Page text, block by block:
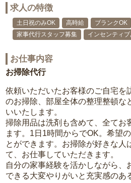
求人の特徴
土日祝のみOK 高時給 ブランクOK
家事代行スタッフ募集
インセンティブ
お仕事内容
お掃除代行
依頼いただいたお客様のご自宅を
のお掃除、部屋全体の整理整頓な
いいたします。
掃除用品は洗剤も含めて、全てお
ます。1日1時間からでOK。希望
とができます。お掃除が好きな人
て、お仕事していただきます。
自分の家事経験を活かしながら、
できる大変やりがいと充実感のあ